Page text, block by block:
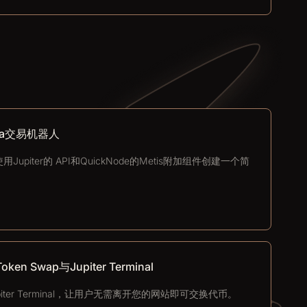
易机器人
Jupiter的 API和QuickNode的Metis附加组件创建一个简
Swap与Jupiter Terminal
Terminal，让用户无需离开您的网站即可交换代币。